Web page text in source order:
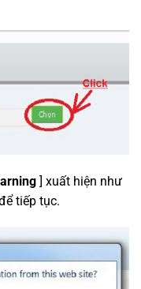
] xuất hiện như
tiếp tục.